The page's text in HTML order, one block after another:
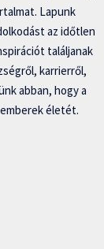
Lapunk
az időtlen
találjanak
karrierről,
abban, hogy a
életét.